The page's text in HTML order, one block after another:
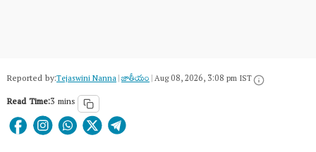
Reported by:Tejaswini Nanna|జాతీయం|Aug 08, 2026, 3:08 pm IST
Read Time:3 mins